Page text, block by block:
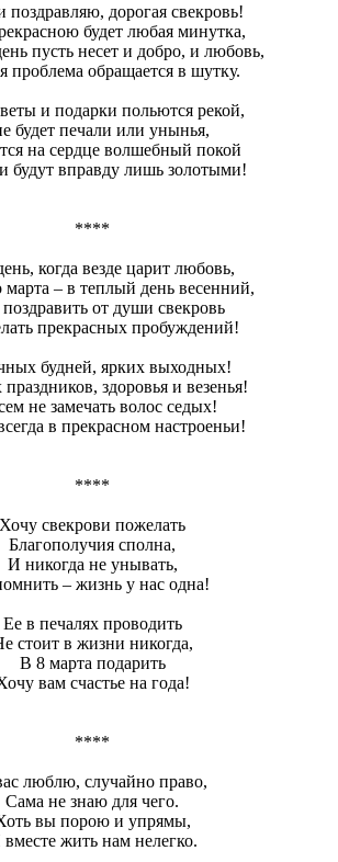
дорогая свекровь!
будет любая минутка,
пусть несет и добро, и любовь,
проблема обращается в шутку.
и подарки польются рекой,
будет печали или унынья,
на сердце волшебный покой
будут вправду лишь золотыми!
****
когда везде царит любовь,
марта – в теплый день весенний,
от души свекровь
прекрасных пробуждений!
будней, ярких выходных!
здоровья и везенья!
не замечать волос седых!
в прекрасном настроеньи!
****
Хочу свекрови пожелать
Благополучия сполна,
И никогда не унывать,
– жизнь у нас одна!
Ее в печалях проводить
стоит в жизни никогда,
В 8 марта подарить
вам счастье на года!
****
люблю, случайно право,
Сама не знаю для чего.
вы порою и упрямы,
жить нам нелегко.